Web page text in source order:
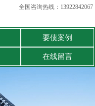
全国咨询热线：13922842067
要债案例
在线留言